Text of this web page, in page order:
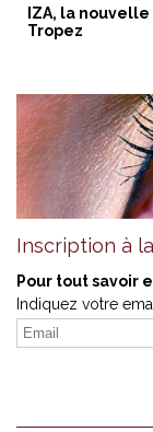
IZA, la
Tropez
Inscription à
Pour tout savoir
Indiquez votre